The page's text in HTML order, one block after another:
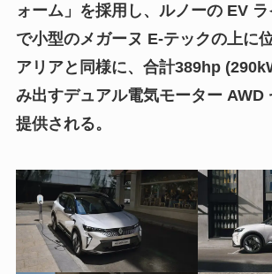
ォーム」を採用し、ルノーの EV
で小型のメガーヌ E-テックの上に
アリアと同様に、合計389hp
み出すデュアル電気モーター AWD
提供される。